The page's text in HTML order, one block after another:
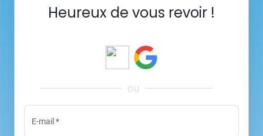
Heureux de vous revoir !
E-mail *